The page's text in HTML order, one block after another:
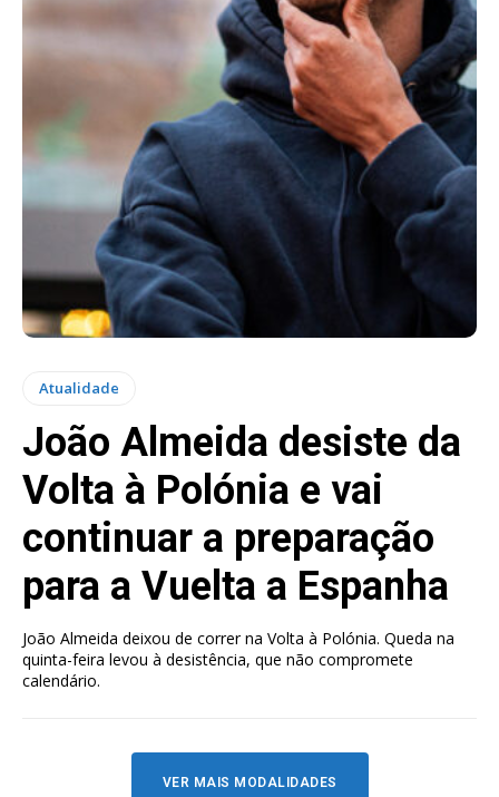
Atualidade
João Almeida desiste da
Volta à Polónia e vai
continuar a preparação
para a Vuelta a Espanha
João Almeida deixou de correr na Volta à Polónia. Queda na
quinta-feira levou à desistência, que não compromete
calendário.
VER MAIS MODALIDADES